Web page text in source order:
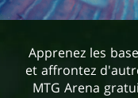
Apprenez les
et affrontez
MTG Arena